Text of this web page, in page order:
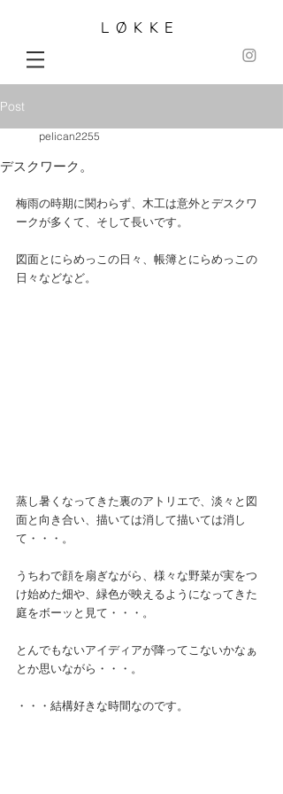
LØKKE
Post
デスクワーク。
pelican2255
梅雨の時期に関わらず、木工は意外とデスクワ
ークが多くて、そして長いです。
図面とにらめっこの日々、帳簿とにらめっこの
日々などなど。
蒸し暑くなってきた裏のアトリエで、淡々と図
面と向き合い、描いては消して描いては消し
て・・・。
うちわで顔を扇ぎながら、様々な野菜が実をつ
け始めた畑や、緑色が映えるようになってきた
庭をボーッと見て・・・。
とんでもないアイディアが降ってこないかなぁ
とか思いながら・・・。
・・・結構好きな時間なのです。